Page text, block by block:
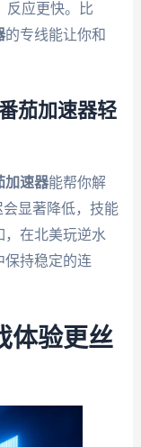
反应更快。比
的专线能让你和
茄加速器轻
加速器能帮你解
显著降低，技能
，在北美玩逆水
保持稳定的连
体验更丝